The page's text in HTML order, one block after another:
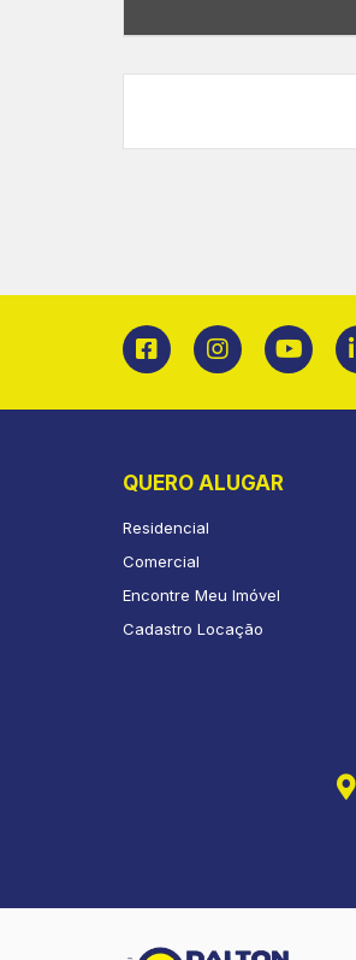
QUERO ALUGAR
Residencial
Comercial
Encontre Meu Imóvel
Cadastro Locação